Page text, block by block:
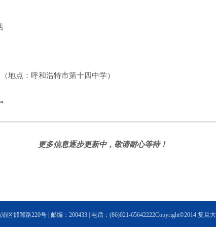
地点：呼和浩特市第十四中学）
更多信息逐步更新中，敬请耐心等待！
区邯郸路220号 | 邮编：200433 | 电话：(86)021-65642222Copyright©2014 复旦